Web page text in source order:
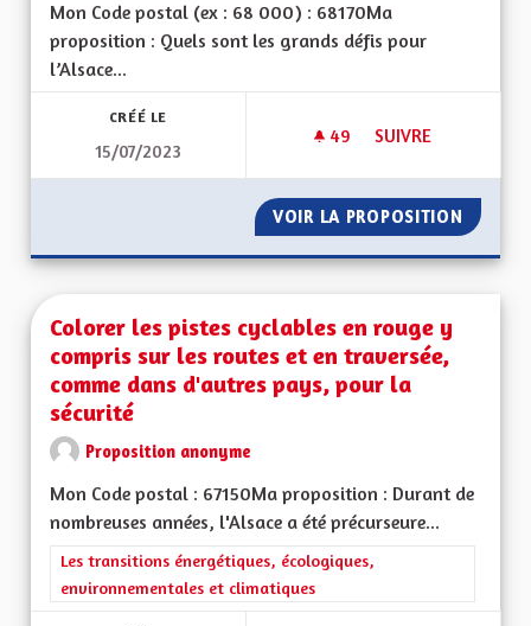
Mon Code postal (ex : 68 000) : 68170Ma
proposition : Quels sont les grands défis pour
l’Alsace...
CRÉÉ LE
15/07/2023
49 49 ABONNÉS
SUIVRE
VOIR LA PROPOSITION
Colorer les pistes cyclables en rouge y
compris sur les routes et en traversée,
comme dans d'autres pays, pour la
sécurité
Proposition anonyme
Mon Code postal : 67150Ma proposition : Durant de
nombreuses années, l'Alsace a été précurseure...
Filtrer les résultats de la catégorie : Les transitions
Les transitions énergétiques, écologiques,
environnementales et climatiques